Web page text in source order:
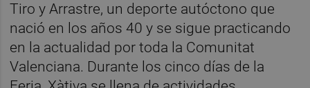
Tiro y Arrastre, un deporte autóctono que
nació en los años 40 y se sigue practicando
en la actualidad por toda la Comunitat
Valenciana. Durante los cinco días de la